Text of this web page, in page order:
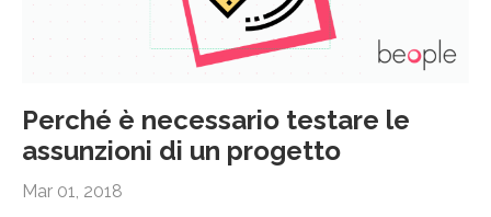
Perché è necessario testare le
assunzioni di un progetto
Mar 01, 2018